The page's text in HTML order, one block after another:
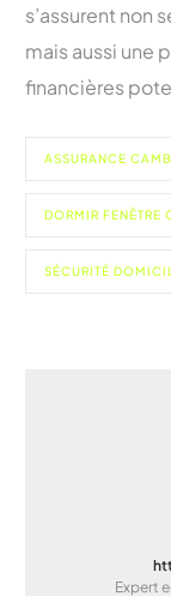
s’assurent non
mais aussi une
financières
ASSURANCE
DORMIR FENÊTRE
SÉCURITÉ
Expert